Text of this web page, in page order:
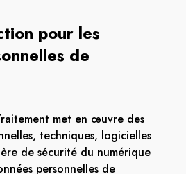
pour les
de
met en œuvre des
techniques, logicielles
de sécurité du numérique
personnelles de